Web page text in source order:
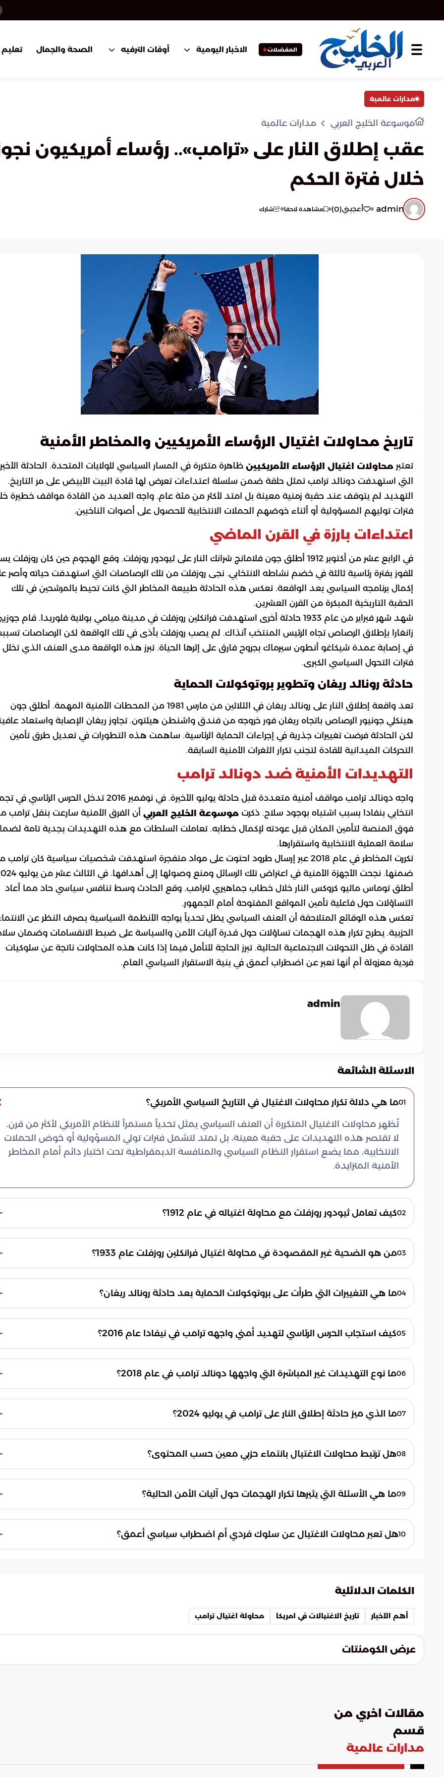
المفضلات الاخبار اليومية أوقات الترفيه الصحة والجمال تعليم
مدارات عالمية
موسوعة الخليج العربي مدارات عالمية
عقب إطلاق النار على «ترامب».. رؤساء أمريكيون
خلال فترة الحكم
admin أعجبني(
0
) مشاهدة لاحقا شارك
تاريخ محاولات اغتيال الرؤساء الأمريكيين والمخاطر الأمنية
تعتبر محاولات اغتيال الرؤساء الأمريكيين ظاهرة متكررة في المسار السياسي للولايات المتحدة. الحادثة
التي استهدفت دونالد ترامب تمثل حلقة ضمن سلسلة اعتداءات تعرض لها قادة البيت الأبيض على مر التاريخ.
التهديد لم يتوقف عند حقبة زمنية معينة بل امتد لأكثر من مئة عام. واجه العديد من القادة مواقف خطيرة
فترات توليهم المسؤولية أو أثناء خوضهم الحملات الانتخابية للحصول على أصوات الناخبين.
اعتداءات بارزة في القرن الماضي
في الرابع عشر من أكتوبر 1912 أطلق جون فلامانج شرانك النار على ثيودور روزفلت. وقع الهجوم حين كان
للفوز بفترة رئاسية ثالثة في خضم نشاطه الانتخابي. نجى روزفلت من تلك الرصاصات التي استهدفت حياته وأصر
إكمال برنامجه السياسي بعد الواقعة. تعكس هذه الحادثة طبيعة المخاطر التي كانت تحيط بالمرشحين في تلك
الحقبة التاريخية المبكرة من القرن العشرين.
شهد شهر فبراير من عام 1933 حادثة أخرى استهدفت فرانكلين روزفلت في مدينة ميامي بولاية فلوريدا. قام
زانغارا بإطلاق الرصاص تجاه الرئيس المنتخب آنذاك. لم يصب روزفلت بأذى في تلك الواقعة لكن الرصاصات
في إصابة عمدة شيكاغو أنطون سيرماك بجروح فارق على إثرها الحياة. تبرز هذه الواقعة مدى العنف الذي تخلل
فترات التحول السياسي الكبرى.
حادثة رونالد ريغان وتطوير بروتوكولات الحماية
تعد واقعة إطلاق النار على رونالد ريغان في الثلاثين من مارس 1981 من المحطات الأمنية المهمة. أطلق جون
هينكلي جونيور الرصاص باتجاه ريغان فور خروجه من فندق واشنطن هيلتون. تجاوز ريغان الإصابة واستعاد
لكن الحادثة فرضت تغييرات جذرية في إجراءات الحماية الرئاسية. ساهمت هذه التطورات في تعديل طرق تأمين
التحركات الميدانية للقادة لتجنب تكرار الثغرات الأمنية السابقة.
التهديدات الأمنية ضد دونالد ترامب
واجه دونالد ترامب مواقف أمنية متعددة قبل حادثة يوليو الأخيرة. في نوفمبر 2016 تدخل الحرس
انتخابي بنفادا بسبب اشتباه بوجود سلاح. ذكرت موسوعة الخليج العربي أن الفرق الأمنية سارعت بنقل ترامب
فوق المنصة لتأمين المكان قبل عودته لإكمال خطابه. تعاملت السلطات مع هذه التهديدات بجدية تامة
سلامة العملية الانتخابية واستقرارها.
تكررت المخاطر في عام 2018 عبر إرسال طرود احتوت على مواد متفجرة استهدفت شخصيات سياسية كان ترامب
ضمنها. نجحت الأجهزة الأمنية في اعتراض تلك الرسائل ومنع وصولها إلى
أطلق توماس ماثيو كروكس النار خلال خطاب جماهيري لترامب. وقع الحادث وسط تنافس سياسي حاد مما أعاد
التساؤلات حول فاعلية تأمين المواقع المفتوحة أمام الجمهور.
تعكس هذه الوقائع المتلاحقة أن العنف السياسي يظل تحدياً يواجه الأنظمة السياسية بصرف النظر عن
الحزبية. يطرح تكرار هذه الهجمات تساؤلات حول قدرة آليات الأمن والسياسة على ضبط الانقسامات وضمان
القادة في ظل التحولات الاجتماعية الحالية. تبرز الحاجة للتأمل فيما إذا كانت هذه المحاولات ناتجة عن سلوكيات
فردية معزولة أم أنها تعبر عن اضطراب أعمق في بنية الاستقرار السياسي العام.
admin
الاسئلة الشائعة
01ما هي دلالة تكرار محاولات الاغتيال في التاريخ السياسي الأمريكي؟
تُظهر محاولات الاغتيال المتكررة أن العنف السياسي يمثل تحدياً مستمراً للنظام الأمريكي لأكثر من قرن.
لا تقتصر هذه التهديدات على حقبة معينة، بل تمتد لتشمل فترات تولي المسؤولية أو خوض الحملات
الانتخابية، مما يضع استقرار النظام السياسي والمنافسة الديمقراطية تحت اختبار دائم أمام المخاطر
الأمنية المتزايدة.
02كيف تعامل ثيودور روزفلت مع محاولة اغتياله في عام 1912؟
نار من قبل جون فلامانج شرانك. وقع الحادث أثناء سعيه للفوز بفترة رئاسية ثالثة، وتبرز هذه الواقعة
طبيعة المخاطر الجسيمة التي كانت تحيط بالمرشحين الرئاسيين في بدايات القرن العشرين ومستوى
الإصرار الشخصي للقادة.
03من هو الضحية غير المقصودة في محاولة اغتيال فرانكلين روزفلت عام 1933؟
أطلقها جوزيبي زانغارا أصابت أنطون سيرماك، عمدة شيكاغو. أدت تلك الجراح إلى وفاة العمدة لاحقاً،
مما يبرز مدى العنف العشوائي الذي قد يصاحب فترات التحول السياسي الكبرى ويؤدي لضحايا من
المسؤولين المحيطين بالهدف الأساسي.
04ما هي التغييرات التي طرأت على بروتوكولات الحماية بعد حادثة رونالد ريغان؟
بروتوكولات تأمين التحركات الميدانية. ركزت هذه التعديلات على سد الثغرات الأمنية التي ظهرت عند
خروج الرئيس من الأماكن العامة، مما ساهم في تعزيز قدرة الحرس الرئاسي على حماية القادة من
الهجمات المفاجئة في المستقبل.
05كيف استجاب الحرس الرئاسي لتهديد أمني واجهه ترامب في نيفادا عام 2016؟
سلاح. قامت الفرق الأمنية بنقل دونالد ترامب فوراً من فوق المنصة لتأمين المكان، ولم يعد لإكمال
خطابه إلا بعد التأكد من سلامة الموقع، مما يعكس الجدية التامة في التعامل مع أي تهديد محتمل.
06ما نوع التهديدات غير المباشرة التي واجهها دونالد ترامب في عام 2018؟
الشخصيات السياسية البارزة، وكان ترامب من بين المستهدفين. نجحت الأجهزة الأمنية في اعتراض هذه
الرسائل المفخخة قبل وصولها إلى وجهتها، وهو ما يبرز تنوع أساليب التهديد الأمني التي تتجاوز
المواجهة المباشرة إلى الهجمات عبر البريد.
07ما الذي ميز حادثة إطلاق النار على ترامب في يوليو 2024؟
خطاب جماهيري مفتوح. أدت هذه الواقعة إلى إعادة فتح النقاش حول فاعلية تأمين المواقع
المفتوحة أمام الجمهور، ومدى قدرة الأجهزة الأمنية على حماية الشخصيات السياسية في بيئات
يصعب السيطرة عليها بشكل كامل.
08هل ترتبط محاولات الاغتيال بانتماء حزبي معين حسب المحتوى؟
الحزبية للقادة المستهدفين. فالهجمات شملت رؤساء ومرشحين من خلفيات سياسية مختلفة، مما
يعني أن التهديد ينبع من اضطرابات أعمق أو سلوكيات فردية لا تفرق بين حزب وآخر في استهداف
استقرار الدولة.
09ما هي الأسئلة التي يثيرها تكرار الهجمات حول آليات الأمن الحالية؟
الاجتماعية الحادة وضمان سلامة القادة. كما يدفع للتأمل في نجاعة الوسائل التقليدية للتأمين في
ظل التحولات الاجتماعية الحالية، وما إذا كانت الحاجة تتطلب استراتيجيات جديدة تتجاوز مجرد الحماية
10هل تعبر محاولات الاغتيال عن سلوك فردي أم اضطراب سياسي أعمق؟
التساؤل يبحث في العلاقة بين المناخ السياسي المشحون وبين تحفيز الأفراد على ارتكاب أعمال عنف
تستهدف قمة الهرم السياسي.
الكلمات الدلائلية
أهم الآخبار تاريخ الاغتيالات في امريكا محاولة اغتيال ترامب
عرض الكومنتات
مقالات اخري من
قسم
مدارات عالمية